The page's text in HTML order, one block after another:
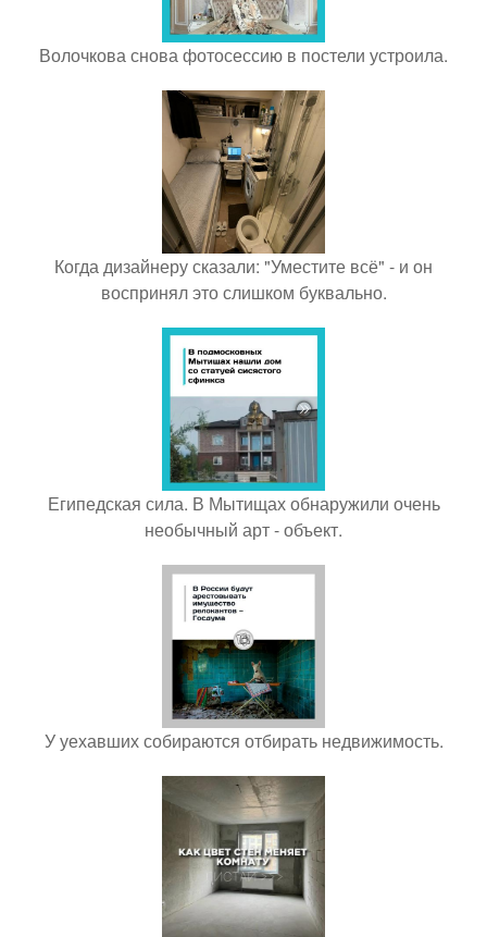
Волочкова снова фотосессию в постели устроила.
Когда дизайнеру сказали: "Уместите всё" - и он
воспринял это слишком буквально.
Египедская сила. В Мытищах обнаружили очень
необычный арт - объект.
У уехавших собираются отбирать недвижимость.